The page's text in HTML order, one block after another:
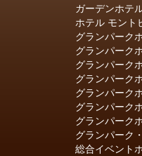
ガーデンホテ
ホテル モント
グランパーク
グランパーク
グランパーク
グランパーク
グランパーク
グランパーク
グランパーク
グランパーク
総合イベント